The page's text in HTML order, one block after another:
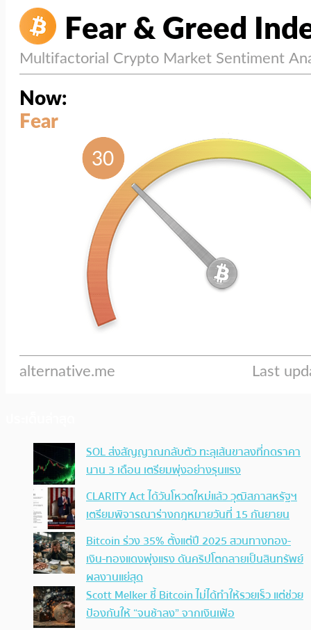
SOL ส่งสัญญาณกลับตัว ทะลุเส้นขาลงที่กดราคา
นาน 3 เดือน เตรียมพุ่งอย่างรุนแรง
CLARITY Act ได้วันโหวตใหม่แล้ว วุฒิสภาสหรัฐฯ
เตรียมพิจารณาร่างกฎหมายวันที่ 15 กันยายน
Bitcoin ร่วง 35% ตั้งแต่ปี 2025 สวนทางทอง-
เงิน-ทองแดงพุ่งแรง ดันคริปโตกลายเป็นสินทรัพย์
ผลงานแย่สุด
Scott Melker ชี้ Bitcoin ไม่ได้ทำให้รวยเร็ว แต่ช่วย
ป้องกันให้ “จนช้าลง” จากเงินเฟ้อ